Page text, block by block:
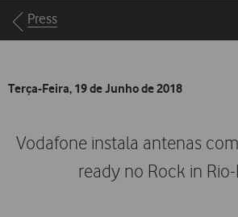
Breadcrumbs
Press
Terça-Feira, 19 de Junho de 2018
Vodafone instala antenas
ready no Rock in